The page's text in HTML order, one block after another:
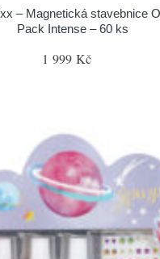
– Magnetická stavebnice
Pack Intense – 60 ks
1 999 Kč